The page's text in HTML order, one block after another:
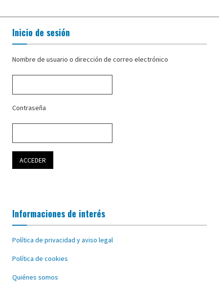
Inicio de sesión
Nombre de usuario o dirección de correo electrónico
Contraseña
Informaciones de interés
Política de privacidad y aviso legal
Política de cookies
Quiénes somos